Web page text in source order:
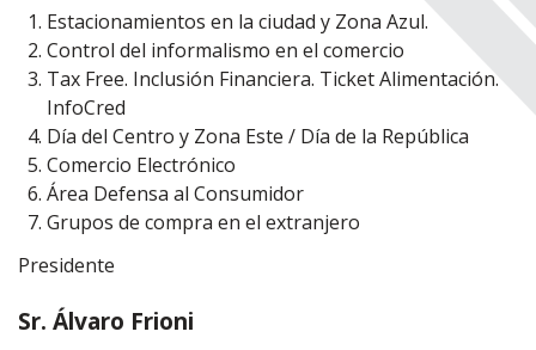
Estacionamientos en la ciudad y Zona Azul.
Control del informalismo en el comercio
Tax Free. Inclusión Financiera. Ticket Alimentación.
InfoCred
Día del Centro y Zona Este / Día de la República
Comercio Electrónico
Área Defensa al Consumidor
Grupos de compra en el extranjero
Presidente
Sr. Álvaro Frioni